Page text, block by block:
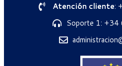
Atención cliente:
Soporte 1: